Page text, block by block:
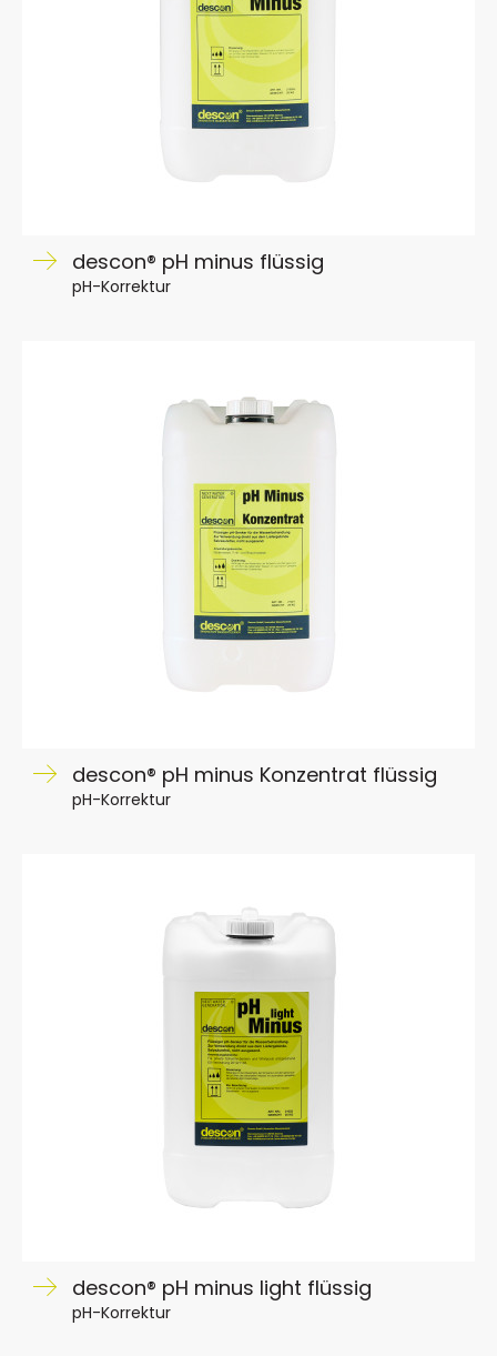
descon® pH minus flüssig
pH-Korrektur
descon® pH minus Konzentrat flüssig
pH-Korrektur
descon® pH minus light flüssig
pH-Korrektur